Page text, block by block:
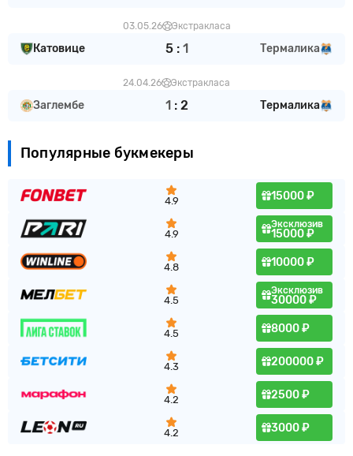
03.05.26 Экстракласа
Катовице 5: 1 Термалика
24.04.26 Экстракласа
Заглембе 1: 2 Термалика
Популярные букмекеры
4.9 15000 ₽
4.9
Эксклюзив
15000 ₽
4.8 10000 ₽
4.5
Эксклюзив
30000 ₽
4.5 8000 ₽
4.3 200000 ₽
4.2 2500 ₽
4.2 3000 ₽